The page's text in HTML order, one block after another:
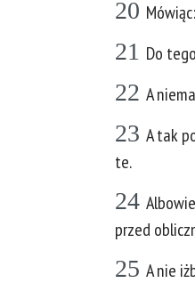
20
21 Do
22 A
23 A tak
te.
24
przed
25 A nie